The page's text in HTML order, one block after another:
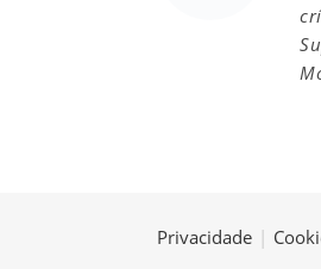
Privacidade |